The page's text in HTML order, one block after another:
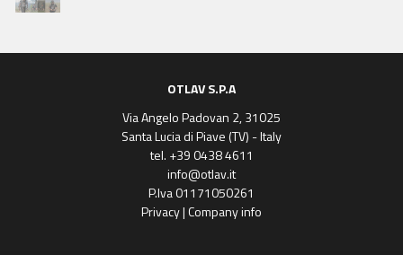
OTLAV S.P.A
Via Angelo Padovan 2, 31025
Santa Lucia di Piave (TV) - Italy
tel. +39 0438 4611
info@otlav.it
P.Iva 01171050261
Privacy|Company info